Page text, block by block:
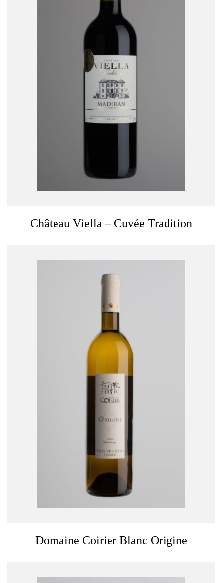
Château Viella – Cuvée Tradition
Domaine Coirier Blanc Origine